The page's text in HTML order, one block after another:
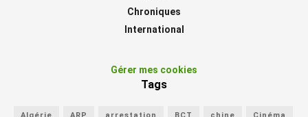
Chroniques
International
Gérer mes cookies
Tags
Algérie ARP arrestation BCT chine Cinéma